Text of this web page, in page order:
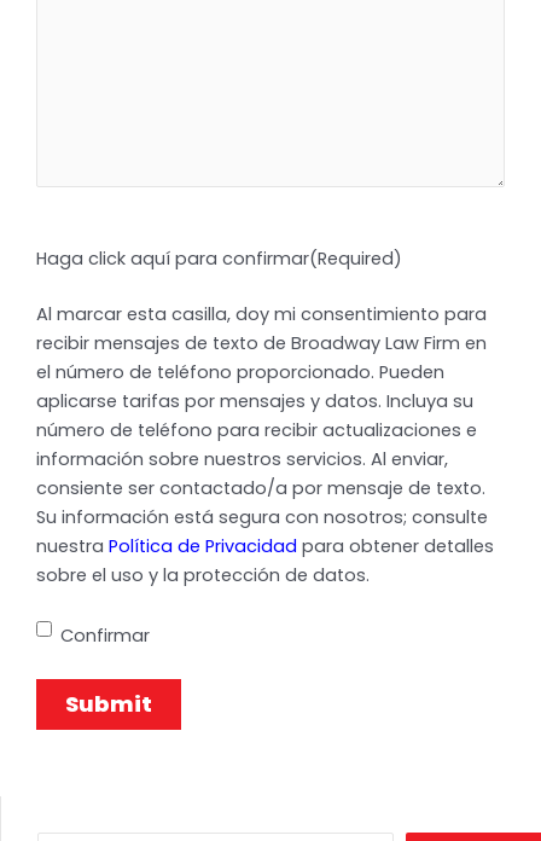
Haga click aquí para confirmar(Required)
Al marcar esta casilla, doy mi consentimiento para
recibir mensajes de texto de Broadway Law Firm en
el número de teléfono proporcionado. Pueden
aplicarse tarifas por mensajes y datos. Incluya su
número de teléfono para recibir actualizaciones e
información sobre nuestros servicios. Al enviar,
consiente ser contactado/a por mensaje de texto.
Su información está segura con nosotros; consulte
nuestra Política de Privacidad
sobre el uso y la protección de datos.
Confirmar